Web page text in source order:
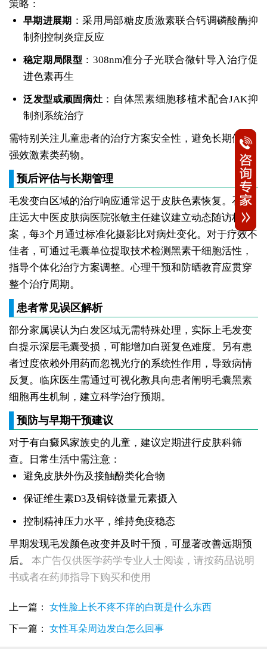
策略：
早期进展期 ：采用局部糖皮质激素联合钙调磷酸酶抑
制剂控制炎症反应
稳定期局限型 ：308nm准分子光联合微针导入治疗促
进色素再生
泛发型或顽固病灶：自体黑素细胞移植术配合JAK抑
制剂系统治疗
需特别关注儿童患者的治疗方案安全性，避免长期使用
强效激素类药物。
预后评估与长期管理
毛发变白区域的治疗响应通常迟于皮肤色素恢复。石家
庄远大中医皮肤病医院张敏主任建议建立动态随访档
案，每3个月通过标准化摄影比对病灶变化。对于疗效不
佳者，可通过毛囊单位提取技术检测黑素干细胞活性，
指导个体化治疗方案调整。心理干预和防晒教育应贯穿
整个治疗周期。
患者常见误区解析
部分家属误认为白发区域无需特殊处理，实际上毛发变
白提示深层毛囊受损，可能增加白斑复色难度。另有患
者过度依赖外用药而忽视光疗的系统性作用，导致病情
反复。临床医生需通过可视化教具向患者阐明毛囊黑素
细胞再生机制，建立科学治疗预期。
预防与早期干预建议
对于有白癜风家族史的儿童，建议定期进行皮肤科筛
查。日常生活中需注意：
避免皮肤外伤及接触酚类化合物
保证维生素D3及铜锌微量元素摄入
控制精神压力水平，维持免疫稳态
早期发现毛发颜色改变并及时干预，可显著改善远期预
后。
本广告仅供医学药学专业人士阅读，请按药品说明
书或者在药师指导下购买和使用
上一篇： 女性脸上长不疼不痒的白斑是什么东西
下一篇： 女性耳朵周边发白怎么回事
女性后背腰窝长小白点凹陷处色素变淡，是白癜风早期症状吗
女生脚踝骨节凸起处长白斑 脱色原因与应对方法
女性全身零星长浅白点多处小块白斑是什么
女性手指关节长小白块指关节发白会不会扩
女性尾椎骨白斑是白癜风吗后背浅色皮损判断